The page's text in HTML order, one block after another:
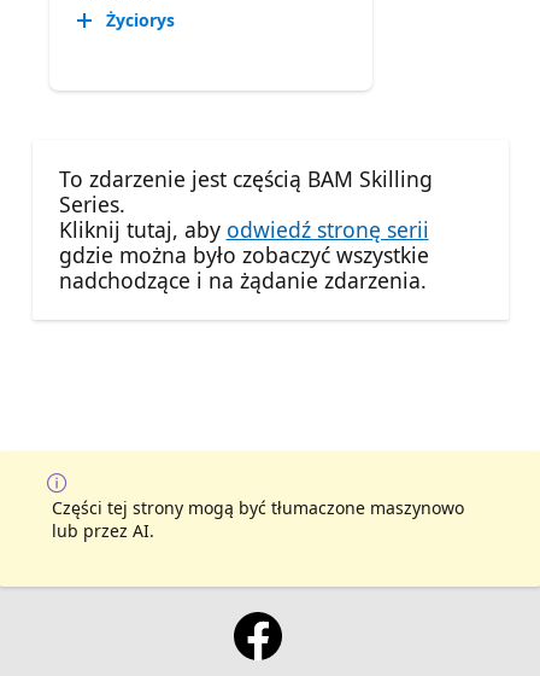
Życiorys
To zdarzenie jest częścią BAM Skilling
Series.
Kliknij tutaj, aby odwiedź stronę serii
gdzie można było zobaczyć wszystkie
nadchodzące i na żądanie zdarzenia.
Części tej strony mogą być tłumaczone maszynowo
lub przez AI.